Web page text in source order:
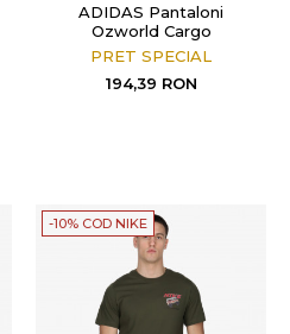
ADIDAS Pantaloni
Ozworld Cargo
PRET SPECIAL
194,39 RON
-10% COD NIKE